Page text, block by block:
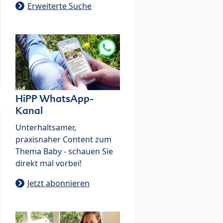
Erweiterte Suche
HiPP WhatsApp-
Kanal
Unterhaltsamer,
praxisnaher Content zum
Thema Baby - schauen Sie
direkt mal vorbei!
Jetzt abonnieren